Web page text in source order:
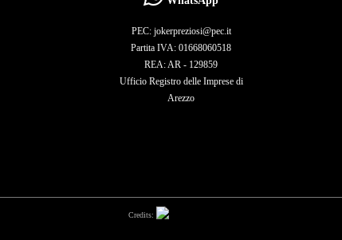
PEC: jokerpreziosi@pec.it
Partita IVA: 01668060518
REA: AR - 129859
Ufficio Registro delle Imprese di
Arezzo
Credits: